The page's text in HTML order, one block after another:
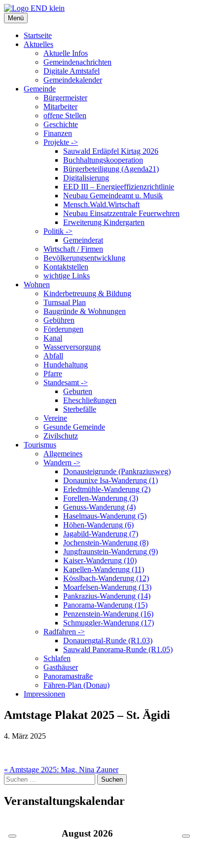
Zum
Inhalt
springen
Menü
Startseite
Aktuelles
Aktuelle Infos
Gemeindenachrichten
Digitale Amtstafel
Gemeindekalender
Gemeinde
Bürgermeister
Mitarbeiter
offene Stellen
Geschichte
Finanzen
Projekte ->
Sauwald Erdäpfel Kirtag 2026
Buchhaltungskooperation
Bürgerbeteiligung (Agenda21)
Digitalisierung
EED III – Energieeffizienzrichtlinie
Neubau Gemeindeamt u. Musik
Mensch.Wald.Wirtschaft
Neubau Einsatzzentrale Feuerwehren
Erweiterung Kindergarten
Politik ->
Gemeinderat
Wirtschaft / Firmen
Bevölkerungsentwicklung
Kontaktstellen
wichtige Links
Wohnen
Kinderbetreuung & Bildung
Turnsaal Plan
Baugründe & Wohnungen
Gebühren
Förderungen
Kanal
Wasserversorgung
Abfall
Hundehaltung
Pfarre
Standesamt ->
Geburten
Eheschließungen
Sterbefälle
Vereine
Gesunde Gemeinde
Zivilschutz
Tourismus
Allgemeines
Wandern ->
Donausteigrunde (Pankraziusweg)
Donaunixe Isa-Wanderung (1)
Erledtmühle-Wanderung (2)
Forellen-Wanderung (3)
Genuss-Wanderung (4)
Haselmaus-Wanderung (5)
Höhen-Wanderung (6)
Jagabild-Wanderung (7)
Jochenstein-Wanderung (8)
Jungfraunstein-Wanderung (9)
Kaiser-Wanderung (10)
Kapellen-Wanderung (11)
Kösslbach-Wanderung (12)
Moarfelsen-Wanderung (13)
Pankrazius-Wanderung (14)
Panorama-Wanderung (15)
Penzenstein-Wanderung (16)
Schmuggler-Wanderung (17)
Radfahren ->
Donauengtal-Runde (R1.03)
Sauwald Panorama-Runde (R1.05)
Schlafen
Gasthäuser
Panoramastraße
Fähren-Plan (Donau)
Impressionen
Amtstage Plakat 2025 – St. Ägidi
4. März 2025
Beitragsnavigation
« Amtstage 2025: Mag. Nina Zauner
Suche
nach:
Veranstaltungskalendar
August 2026